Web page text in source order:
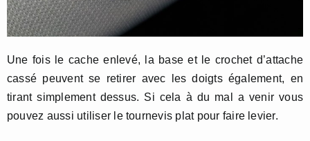
Une fois le cache enlevé, la base et le crochet d’attache
cassé peuvent se retirer avec les doigts également, en
tirant simplement dessus. Si cela à du mal a venir vous
pouvez aussi utiliser le tournevis plat pour faire levier.